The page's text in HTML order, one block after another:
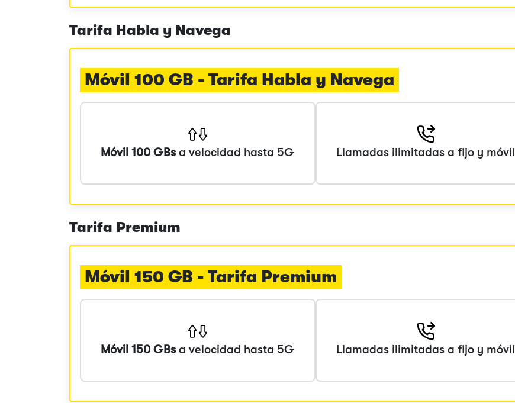
Tarifa Habla y Navega
Móvil 100 GB - Tarifa Habla y Navega
Móvil 100 GBs a velocidad hasta 5G Llamadas ilimitadas a fijo y móvil
Tarifa Premium
Móvil 150 GB - Tarifa Premium
Móvil 150 GBs a velocidad hasta 5G Llamadas ilimitadas a fijo y móvil